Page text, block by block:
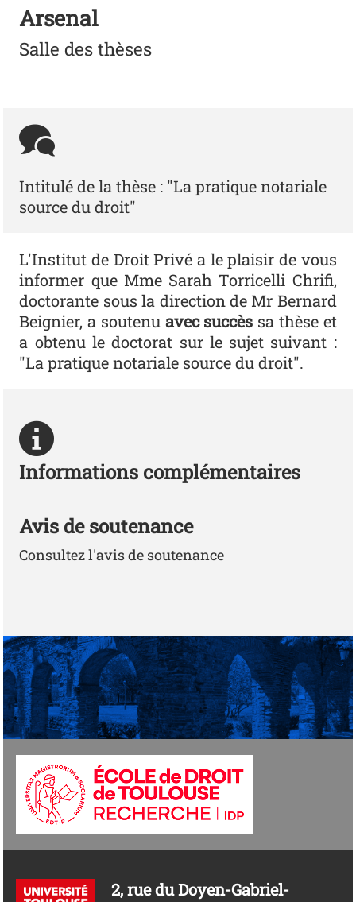
Arsenal
Salle des thèses
Intitulé de la thèse : "La pratique notariale
source du droit"
L'Institut de Droit Privé a le plaisir de vous
informer que Mme Sarah Torricelli Chrifi,
doctorante sous la direction de Mr Bernard
Beignier, a soutenu avec succès sa thèse et
a obtenu le doctorat sur le sujet suivant :
"La pratique notariale source du droit".
Informations complémentaires
Avis de soutenance
Consultez l'avis de soutenance
2, rue du Doyen-Gabriel-